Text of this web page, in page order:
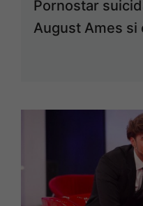
Pornostar
August Ames si